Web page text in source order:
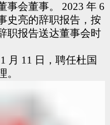
事会董事。 2023 年 6
史亮的辞职报告，按
职报告送达董事会时
月 11 日，聘任杜国
。